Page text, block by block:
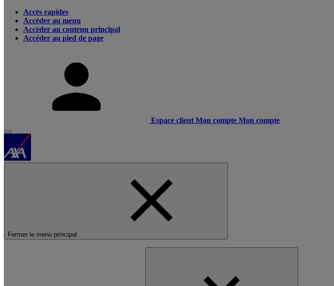
Accès rapides
Accéder au menu
Accéder au contenu principal
Accéder au pied de page
Espace client Mon compte Mon compte
Fermer le menu principal